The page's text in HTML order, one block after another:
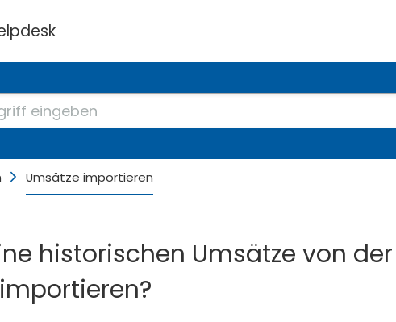
Umsätze importieren
historischen Umsätze von